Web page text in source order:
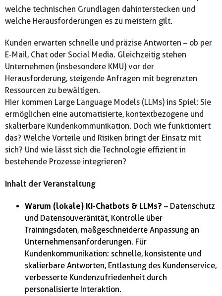
welche technischen Grundlagen dahinterstecken und
welche Herausforderungen es zu meistern gilt.
Kunden erwarten schnelle und präzise Antworten – ob per
E-Mail, Chat oder Social Media. Gleichzeitig stehen
Unternehmen (insbesondere KMU) vor der
Herausforderung, steigende Anfragen mit begrenzten
Ressourcen zu bewältigen.
Hier kommen Large Language Models (LLMs) ins Spiel: Sie
ermöglichen eine automatisierte, kontextbezogene und
skalierbare Kundenkommunikation. Doch wie funktioniert
das? Welche Vorteile und Risiken bringt der Einsatz mit
sich? Und wie lässt sich die Technologie effizient in
bestehende Prozesse integrieren?
Inhalt der Veranstaltung
Warum (lokale) KI-Chatbots & LLMs? – Datenschutz
und Datensouveränität, Kontrolle über
Trainingsdaten, maßgeschneiderte Anpassung an
Unternehmensanforderungen. Für
Kundenkommunikation: schnelle, konsistente und
skalierbare Antworten, Entlastung des Kundenservice,
verbesserte Kundenzufriedenheit durch
personalisierte Interaktion.